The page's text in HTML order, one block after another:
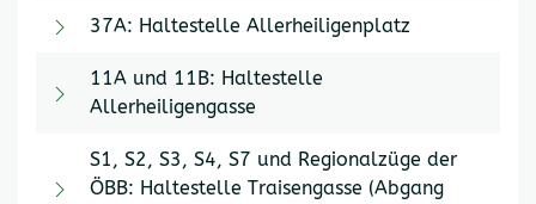
37A: Haltestelle Allerheiligenplatz
11A und 11B: Haltestelle
Allerheiligengasse
S1, S2, S3, S4, S7 und Regionalzüge der
ÖBB: Haltestelle Traisengasse (Abgang